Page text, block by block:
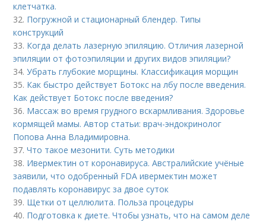
клетчатка.
32. Погружной и стационарный блендер. Типы
конструкций
33. Когда делать лазерную эпиляцию. Отличия лазерной
эпиляции от фотоэпиляции и других видов эпиляции?
34.Убрать глубокие морщины. Классификация морщин
35. Как быстро действует Ботокс на лбу после введения.
Как действует Ботокс после введения?
36. Массаж во время грудного вскармливания. Здоровье
кормящей мамы. Автор статьи: врач-эндокринолог
Попова Анна Владимировна.
37.Что такое мезонити. Суть методики
38. Ивермектин от коронавируса. Австралийские учёные
заявили, что одобренный FDA ивермектин может
подавлять коронавирус за двое суток
39. Щетки от целлюлита. Польза процедуры
40. Подготовка к диете. Чтобы узнать, что на самом деле